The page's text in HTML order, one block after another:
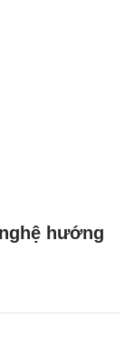
hướng